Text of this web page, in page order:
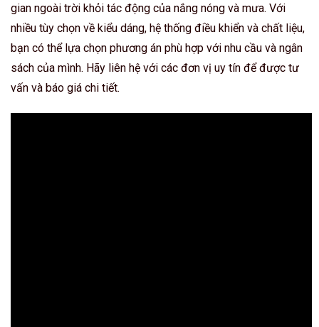
gian ngoài trời khỏi tác động của nắng nóng và mưa. Với
nhiều tùy chọn về kiểu dáng, hệ thống điều khiển và chất liệu,
bạn có thể lựa chọn phương án phù hợp với nhu cầu và ngân
sách của mình. Hãy liên hệ với các đơn vị uy tín để được tư
vấn và báo giá chi tiết.